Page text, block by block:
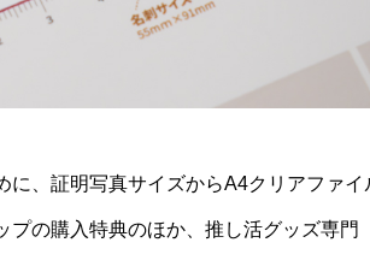
、証明写真サイズからA4クリアファイ
の購入特典のほか、推し活グッズ専門